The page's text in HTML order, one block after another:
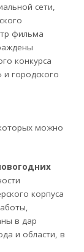
сети,
фильма
конкурса
городского
можно
корпуса
в дар
и области, в